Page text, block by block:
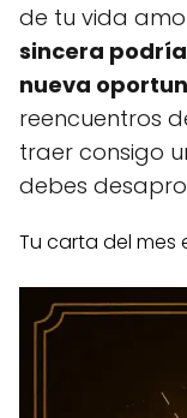
de tu vida
sincera
nueva
reencuentros
traer consigo
debes
Tu carta del mes